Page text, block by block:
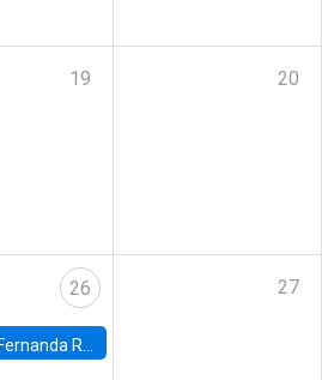
19 20
26
Fernanda Rojas Ampuero, University of Wisconsin-Madison
27